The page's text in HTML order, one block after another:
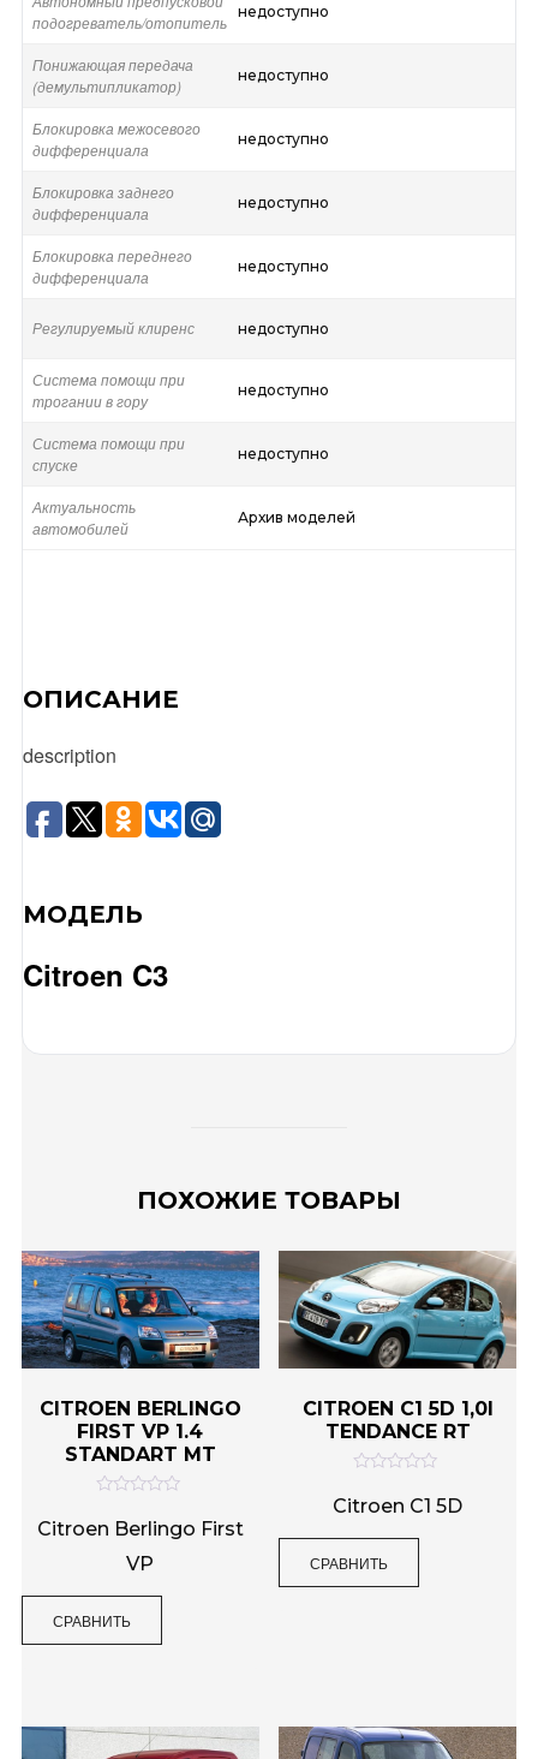
подогреватель/отопитель
недоступно
Понижающая передача
(демультипликатор)
недоступно
Блокировка межосевого
дифференциала
недоступно
Блокировка заднего
дифференциала
недоступно
Блокировка переднего
дифференциала
недоступно
Регулируемый клиренс недоступно
Система помощи при
трогании в гору
недоступно
Система помощи при
спуске
недоступно
Актуальность
автомобилей
Архив моделей
ОПИСАНИЕ
description
МОДЕЛЬ
Citroen C3
ПОХОЖИЕ ТОВАРЫ
CITROEN BERLINGO
FIRST VP 1.4
STANDART MT
ц
е
0
и
5
Citroen Berlingo First
VP
СРАВНИТЬ
CITROEN C1 5D 1,0I
TENDANCE RT
ц
е
а
Citroen C1 5D
СРАВНИТЬ